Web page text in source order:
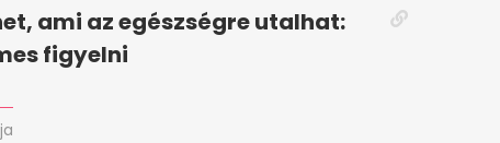
ami az egészségre utalhat:
figyelni